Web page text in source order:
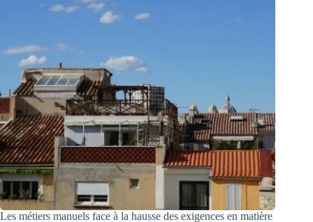
Les métiers manuels face à la hausse des exigences en matière